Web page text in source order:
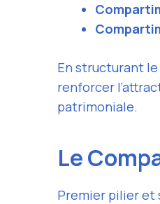
En structurant le
renforcer
patrimoniale.
Le
Premier pilier et